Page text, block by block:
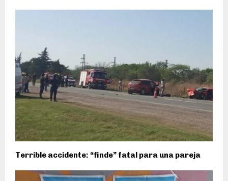
Terrible accidente: “finde” fatal para una pareja